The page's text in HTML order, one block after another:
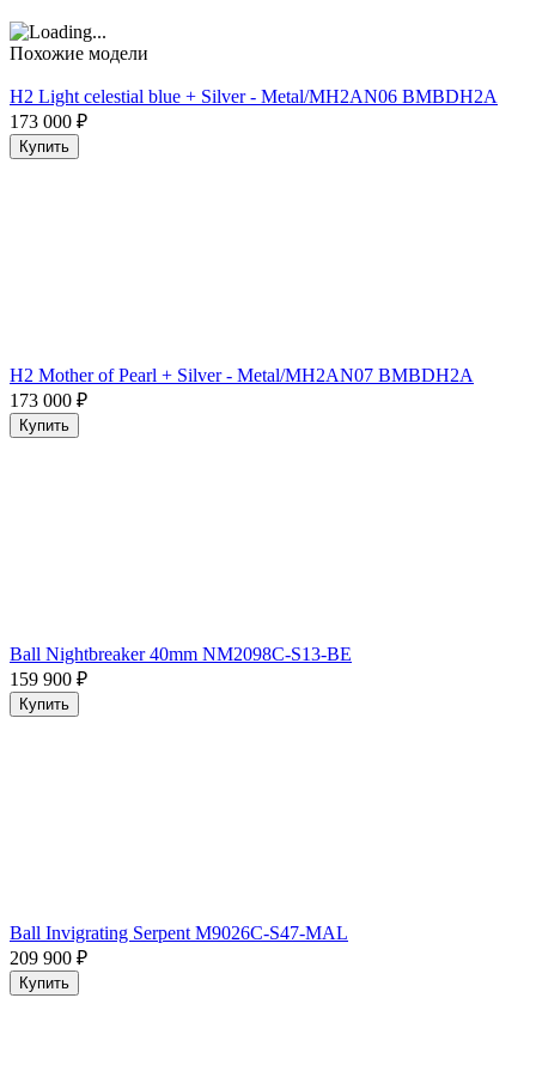
Похожие модели
H2 Light celestial blue + Silver - Metal/MH2AN06 BMBDH2A
173 000 ₽
Купить
H2 Mother of Pearl + Silver - Metal/MH2AN07 BMBDH2A
173 000 ₽
Купить
Ball Nightbreaker 40mm NM2098C-S13-BE
159 900 ₽
Купить
Ball Invigrating Serpent M9026C-S47-MAL
209 900 ₽
Купить